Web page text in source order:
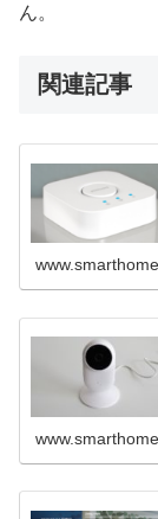
ん。
関連記事